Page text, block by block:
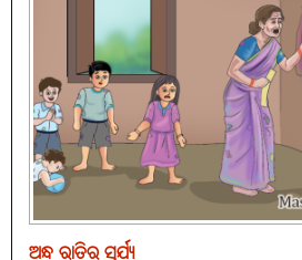
ଅନ୍ଧ ରାତିର ସୂର୍ଯ୍ୟ